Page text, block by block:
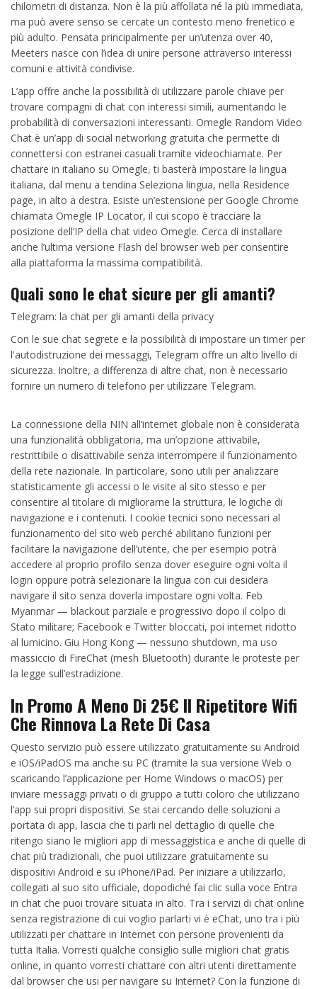
chilometri di distanza. Non è la più affollata né la più immediata,
ma può avere senso se cercate un contesto meno frenetico e
più adulto. Pensata principalmente per un’utenza over 40,
Meeters nasce con l’idea di unire persone attraverso interessi
comuni e attività condivise.
L’app offre anche la possibilità di utilizzare parole chiave per
trovare compagni di chat con interessi simili, aumentando le
probabilità di conversazioni interessanti. Omegle Random Video
Chat è un’app di social networking gratuita che permette di
connettersi con estranei casuali tramite videochiamate. Per
chattare in italiano su Omegle, ti basterà impostare la lingua
italiana, dal menu a tendina Seleziona lingua, nella Residence
page, in alto a destra. Esiste un’estensione per Google Chrome
chiamata Omegle IP Locator, il cui scopo è tracciare la
posizione dell’IP della chat video Omegle. Cerca di installare
anche l’ultima versione Flash del browser web per consentire
alla piattaforma la massima compatibilità.
Quali sono le chat sicure per gli amanti?
Telegram: la chat per gli amanti della privacy
Con le sue chat segrete e la possibilità di impostare un timer per
l'autodistruzione dei messaggi, Telegram offre un alto livello di
sicurezza. Inoltre, a differenza di altre chat, non è necessario
fornire un numero di telefono per utilizzare Telegram.
La connessione della NIN all’internet globale non è considerata
una funzionalità obbligatoria, ma un’opzione attivabile,
restrittibile o disattivabile senza interrompere il funzionamento
della rete nazionale. In particolare, sono utili per analizzare
statisticamente gli accessi o le visite al sito stesso e per
consentire al titolare di migliorarne la struttura, le logiche di
navigazione e i contenuti. I cookie tecnici sono necessari al
funzionamento del sito web perché abilitano funzioni per
facilitare la navigazione dell’utente, che per esempio potrà
accedere al proprio profilo senza dover eseguire ogni volta il
login oppure potrà selezionare la lingua con cui desidera
navigare il sito senza doverla impostare ogni volta. Feb
Myanmar — blackout parziale e progressivo dopo il colpo di
Stato militare; Facebook e Twitter bloccati, poi internet ridotto
al lumicino. Giu Hong Kong — nessuno shutdown, ma uso
massiccio di FireChat (mesh Bluetooth) durante le proteste per
la legge sull’estradizione.
In Promo A Meno Di 25€ Il Ripetitore Wifi
Che Rinnova La Rete Di Casa
Questo servizio può essere utilizzato gratuitamente su Android
e iOS/iPadOS ma anche su PC (tramite la sua versione Web o
scaricando l’applicazione per Home Windows o macOS) per
inviare messaggi privati o di gruppo a tutti coloro che utilizzano
l’app sui propri dispositivi. Se stai cercando delle soluzioni a
portata di app, lascia che ti parli nel dettaglio di quelle che
ritengo siano le migliori app di messaggistica e anche di quelle di
chat più tradizionali, che puoi utilizzare gratuitamente su
dispositivi Android e su iPhone/iPad. Per iniziare a utilizzarlo,
collegati al suo sito ufficiale, dopodiché fai clic sulla voce Entra
in chat che puoi trovare situata in alto. Tra i servizi di chat online
senza registrazione di cui voglio parlarti vi è eChat, uno tra i più
utilizzati per chattare in Internet con persone provenienti da
tutta Italia. Vorresti qualche consiglio sulle migliori chat gratis
online, in quanto vorresti chattare con altri utenti direttamente
dal browser che usi per navigare su Internet? Con la funzione di